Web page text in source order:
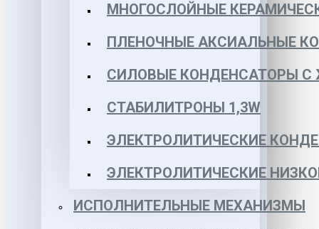
МНОГОСЛОЙНЫЕ
ПЛЕНОЧНЫЕ АКСИАЛЬНЫЕ
СИЛОВЫЕ КОНДЕНСАТОРЫ
СТАБИЛИТРОНЫ 1,3W
ЭЛЕКТРОЛИТИЧЕСКИЕ
ЭЛЕКТРОЛИТИЧЕСКИЕ
ИСПОЛНИТЕЛЬНЫЕ МЕХАНИЗМЫ